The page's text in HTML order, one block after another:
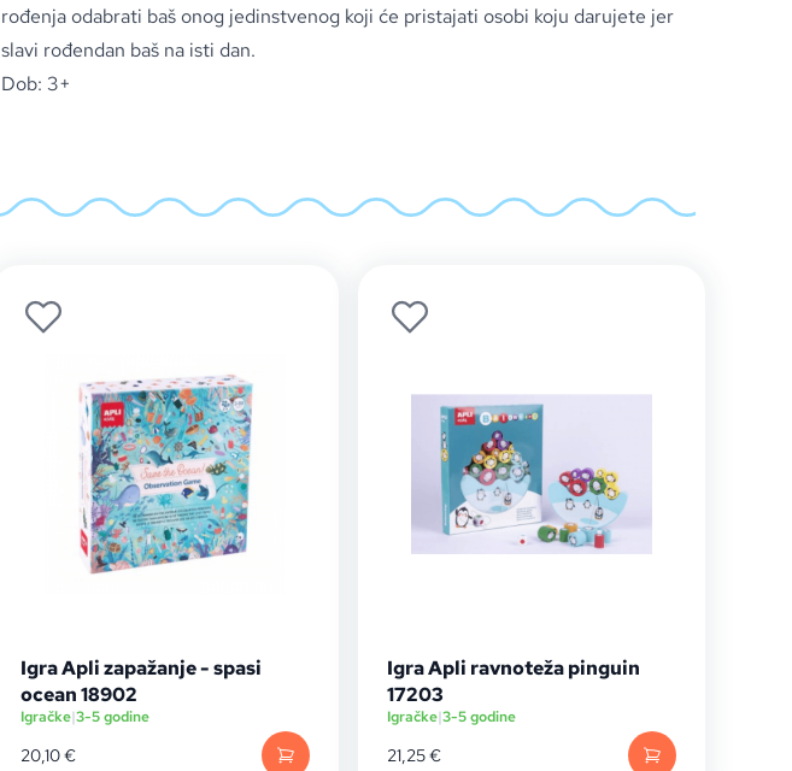
rođenja odabrati baš onog jedinstvenog koji će pristajati osobi koju darujete jer
slavi rođendan baš na isti dan.
Dob: 3+
Igra Apli zapažanje - spasi
ocean 18902
Igračke|3-5 godine
20,10€
Igra Apli ravnoteža pinguin
17203
Igračke|3-5 godine
21,25€